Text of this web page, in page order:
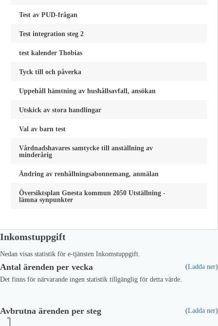
Test av PUD-frågan
Test integration steg 2
test kalender Thobias
Tyck till och påverka
Uppehåll hämtning av hushållsavfall, ansökan
Utskick av stora handlingar
Val av barn test
Vårdnadshavares samtycke till anställning av
minderårig
Ändring av renhållningsabonnemang, anmälan
Översiktsplan Gnesta kommun 2050 Utställning -
lämna synpunkter
Inkomstuppgift
Nedan visas statistik för e-tjänsten Inkomstuppgift.
Antal ärenden per vecka (Ladda ner)
Det finns för närvarande ingen statistik tillgänglig för detta värde.
Avbrutna ärenden per steg (Ladda ner)